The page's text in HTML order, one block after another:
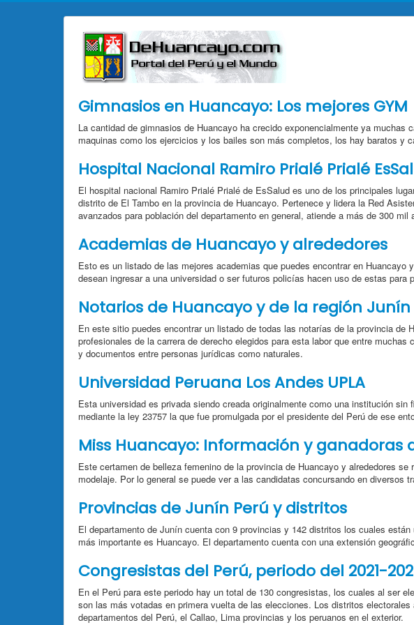
Gimnasios en Huancayo: Los mejores GYM
La cantidad de gimnasios de Huancayo ha crecido exponencialmente ya
maquinas como los ejercicios y los bailes son más completos, los hay baratos y
Hospital Nacional Ramiro Prialé Prialé
El hospital nacional Ramiro Prialé Prialé de EsSalud es uno de los principales
distrito de El Tambo en la provincia de Huancayo. Pertenece y lidera la Red
avanzados para población del departamento en general, atiende a más de 300
Academias de Huancayo y alrededores
Esto es un listado de las mejores academias que puedes encontrar en
desean ingresar a una universidad o ser futuros policías hacen uso de estas para
Notarios de Huancayo y de la región Junín
En este sitio puedes encontrar un listado de todas las notarías de la provincia de
profesionales de la carrera de derecho elegidos para esta labor que entre
y documentos entre personas jurídicas como naturales.
Universidad Peruana Los Andes UPLA
Esta universidad es privada siendo creada originalmente como una institución
mediante la ley 23757 la que fue promulgada por el presidente del Perú de ese
Miss Huancayo: Información y ganadoras
Este certamen de belleza femenino de la provincia de Huancayo y alrededores
modelaje. Por lo general se puede ver a las candidatas concursando en diversos
Provincias de Junín Perú y distritos
El departamento de Junín cuenta con 9 provincias y 142 distritos los cuales
más importante es Huancayo. El departamento cuenta con una extensión
Congresistas del Perú, periodo del 2021-
En el Perú para este periodo hay un total de 130 congresistas, los cuales al ser
son las más votadas en primera vuelta de las elecciones. Los distritos
departamentos del Perú, el Callao, Lima provincias y los peruanos en el exterior.